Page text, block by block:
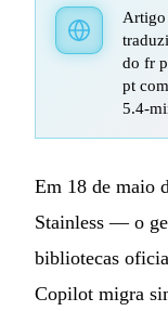
Artigo
do fr
pt
5.4-
Em 18 de maio
Stainless — o
bibliotecas
Copilot migra